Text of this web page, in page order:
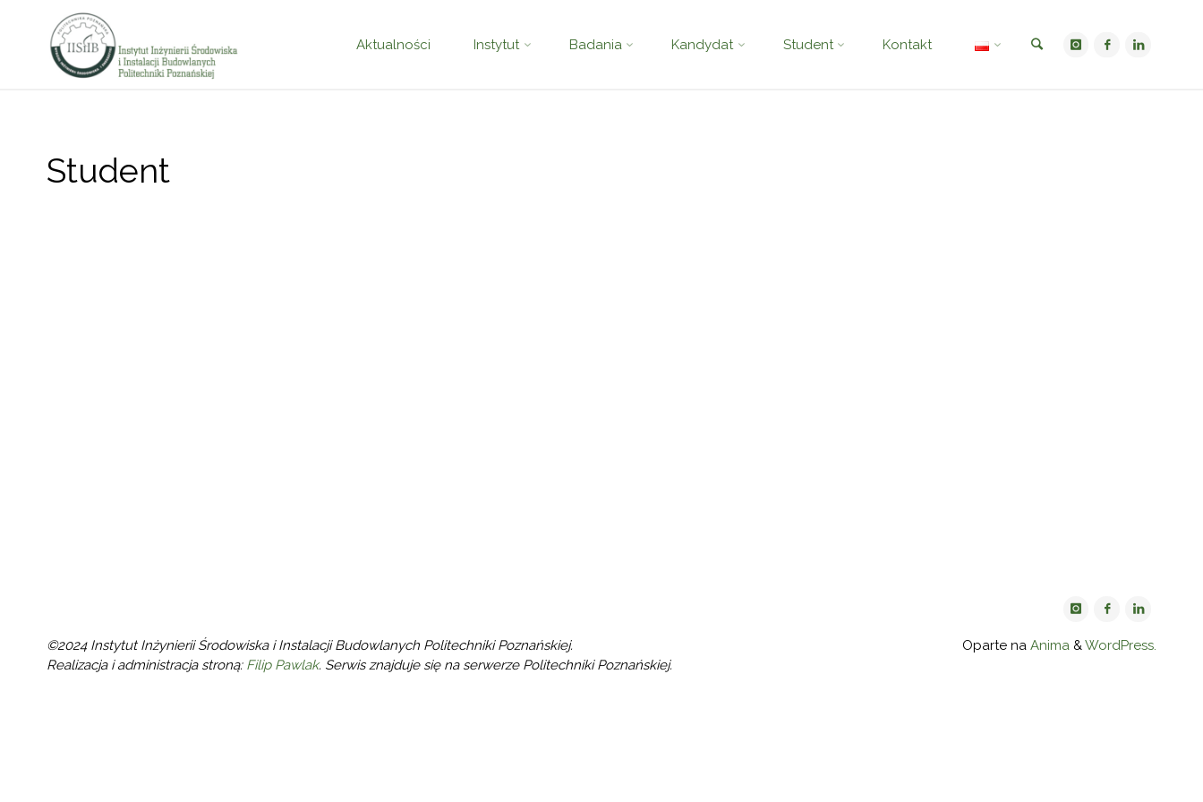
Aktualności Instytut Badania Kandydat Student Kontakt
Student
©2024 Instytut Inżynierii Środowiska i Instalacji Budowlanych Politechniki Poznańskiej.
Realizacja i administracja stroną: Filip Pawlak. Serwis znajduje się na serwerze Politechniki Poznańskiej.
Oparte na Anima &WordPress.